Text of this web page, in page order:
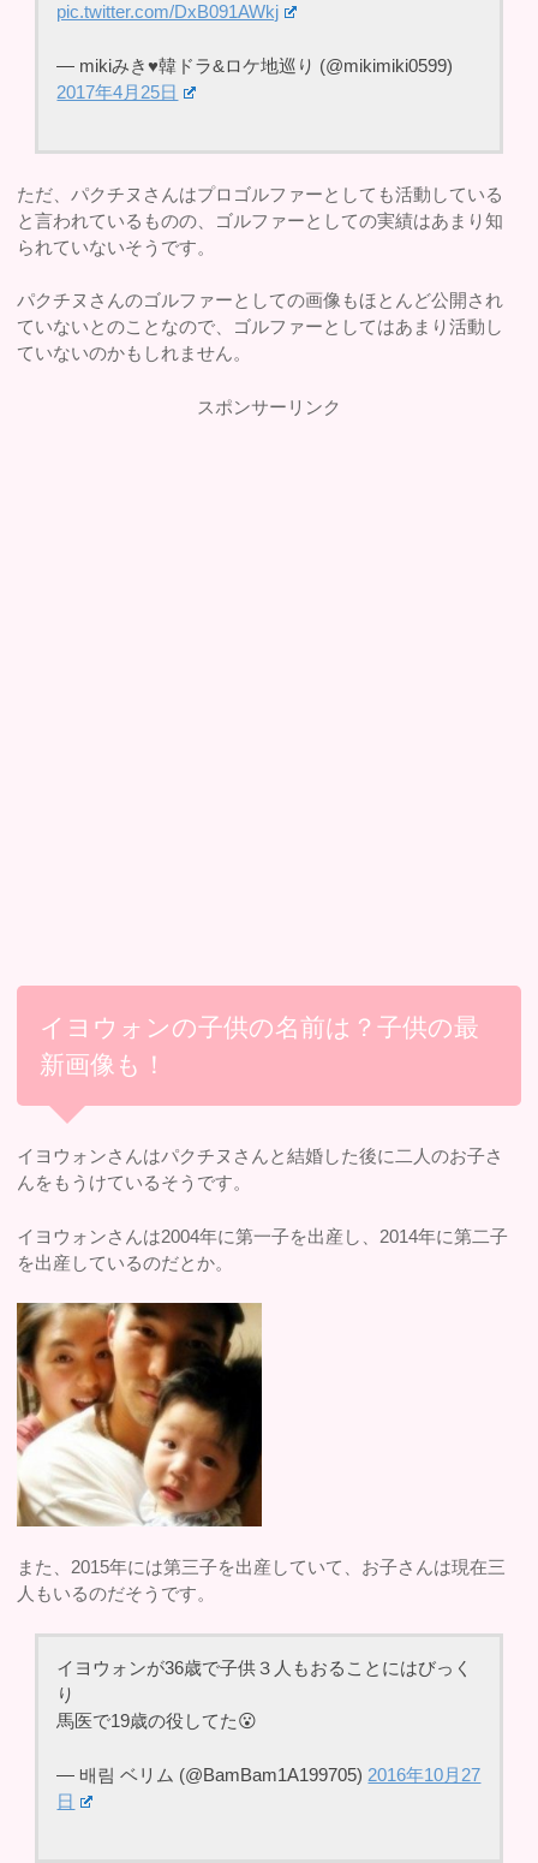
pic.twitter.com/DxB091AWkj
— mikiみき♥韓ドラ&ロケ地巡り (@mikimiki0599)
2017年4月25日
ただ、パクチヌさんはプロゴルファーとしても活動している
と言われているものの、ゴルファーとしての実績はあまり知
られていないそうです。
パクチヌさんのゴルファーとしての画像もほとんど公開され
ていないとのことなので、ゴルファーとしてはあまり活動し
ていないのかもしれません。
スポンサーリンク
イヨウォンの子供の名前は？子供の最
新画像も！
イヨウォンさんはパクチヌさんと結婚した後に二人のお子さ
んをもうけているそうです。
イヨウォンさんは2004年に第一子を出産し、2014年に第二子
を出産しているのだとか。
また、2015年には第三子を出産していて、お子さんは現在三
人もいるのだそうです。
イヨウォンが36歳で子供３人もおることにはびっく
り
馬医で19歳の役してた😮
— 배림 ベリム (@BamBam1A199705) 2016年10月27
日